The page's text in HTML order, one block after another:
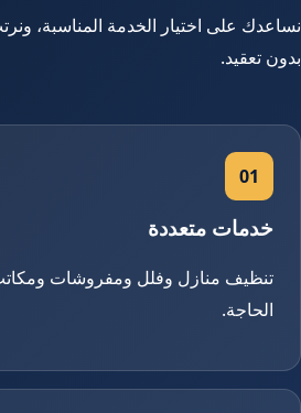
نساعدك على اختيار الخدمة المناسبة،
بدون تعقيد.
01
خدمات متعددة
تنظيف منازل وفلل ومفروشات
الحاجة.